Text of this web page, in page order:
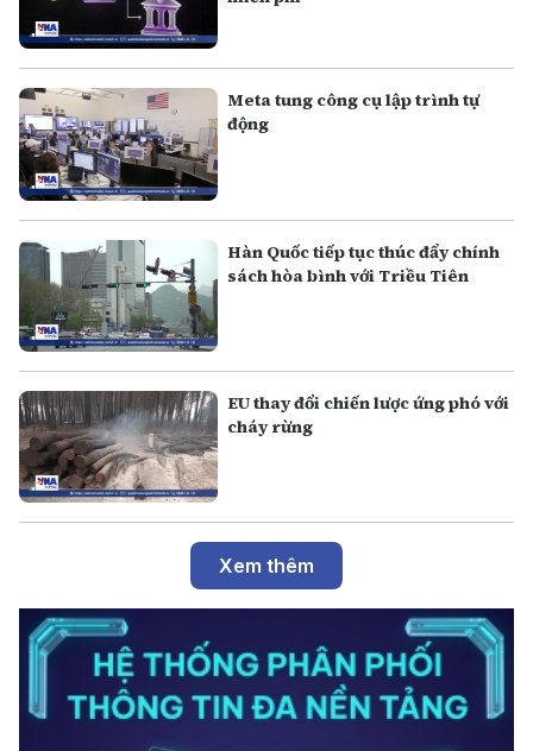
Meta tung công cụ lập trình tự
động
Hàn Quốc tiếp tục thúc đẩy chính
sách hòa bình với Triều Tiên
EU thay đổi chiến lược ứng phó với
cháy rừng
Xem thêm